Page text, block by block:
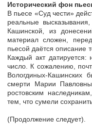
Исторический фон
В пьесе «Суд чести»
реальные
Кашинской, из
материал сложен,
пьесой даётся описание
Каждый акт
число. К сожалению,
Вологдиных-
смерти Марии
ростовским
тем, что сумели
(Продолжение следует).